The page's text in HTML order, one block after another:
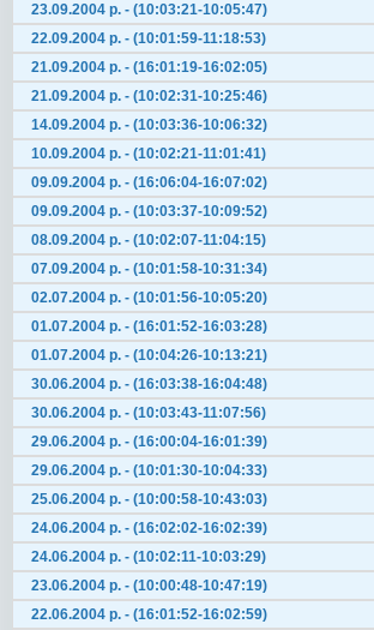
23.09.2004 р. - (10:03:21-10:05:47)
22.09.2004 р. - (10:01:59-11:18:53)
21.09.2004 р. - (16:01:19-16:02:05)
21.09.2004 р. - (10:02:31-10:25:46)
14.09.2004 р. - (10:03:36-10:06:32)
10.09.2004 р. - (10:02:21-11:01:41)
09.09.2004 р. - (16:06:04-16:07:02)
09.09.2004 р. - (10:03:37-10:09:52)
08.09.2004 р. - (10:02:07-11:04:15)
07.09.2004 р. - (10:01:58-10:31:34)
02.07.2004 р. - (10:01:56-10:05:20)
01.07.2004 р. - (16:01:52-16:03:28)
01.07.2004 р. - (10:04:26-10:13:21)
30.06.2004 р. - (16:03:38-16:04:48)
30.06.2004 р. - (10:03:43-11:07:56)
29.06.2004 р. - (16:00:04-16:01:39)
29.06.2004 р. - (10:01:30-10:04:33)
25.06.2004 р. - (10:00:58-10:43:03)
24.06.2004 р. - (16:02:02-16:02:39)
24.06.2004 р. - (10:02:11-10:03:29)
23.06.2004 р. - (10:00:48-10:47:19)
22.06.2004 р. - (16:01:52-16:02:59)